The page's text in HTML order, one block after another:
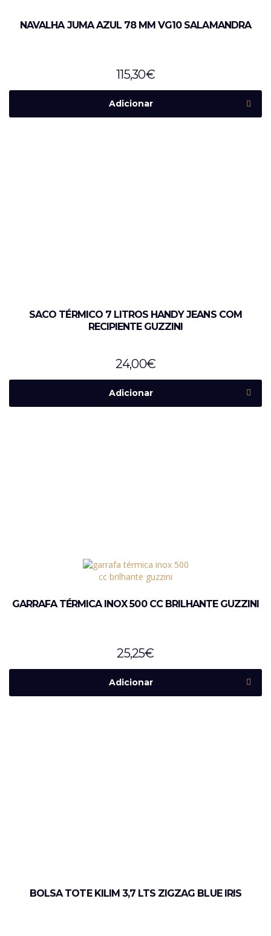
NAVALHA JUMA AZUL 78 MM VG10 SALAMANDRA
115,30€
Adicionar
SACO TÉRMICO 7 LITROS HANDY JEANS COM
RECIPIENTE GUZZINI
24,00€
Adicionar
GARRAFA TÉRMICA INOX 500 CC BRILHANTE GUZZINI
25,25€
Adicionar
BOLSA TOTE KILIM 3,7 LTS ZIGZAG BLUE IRIS